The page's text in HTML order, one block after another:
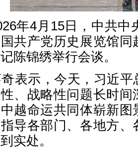
年4月15日，中共
共产党历史展览馆
陈锦绣举行会谈。
表示，今天，习近
、战略性问题长时
越命运共同体崭新
导各部门、各地方
实处。